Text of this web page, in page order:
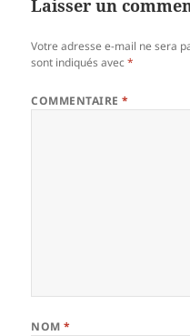
Laisser un
Votre adresse e-mail ne sera
sont indiqués avec*
COMMENTAIRE*
NOM*